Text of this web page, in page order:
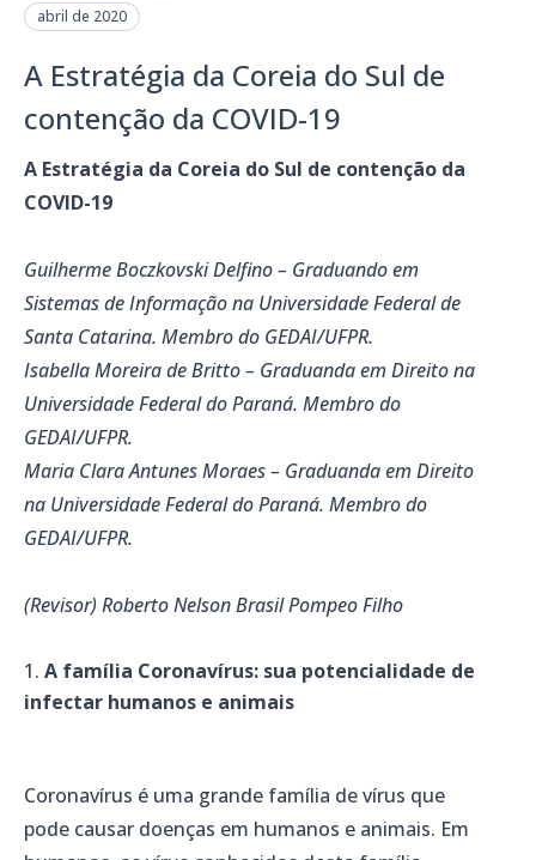
abril de 2020
A Estratégia da Coreia do Sul de
contenção da COVID-19
A Estratégia da Coreia do Sul de contenção da
COVID-19
Guilherme Boczkovski Delfino – Graduando em
Sistemas de Informação na Universidade Federal de
Santa Catarina. Membro do GEDAI/UFPR.
Isabella Moreira de Britto – Graduanda em Direito na
Universidade Federal do Paraná. Membro do
GEDAI/UFPR.
Maria Clara Antunes Moraes – Graduanda em Direito
na Universidade Federal do Paraná. Membro do
GEDAI/UFPR.
(Revisor) Roberto Nelson Brasil Pompeo Filho
A família Coronavírus: sua potencialidade de
infectar humanos e animais
Coronavírus é uma grande família de vírus que
pode causar doenças em humanos e animais. Em